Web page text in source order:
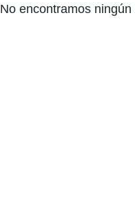
No encontramos